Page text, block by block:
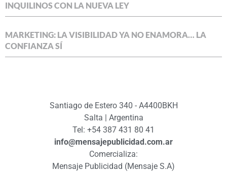
INQUILINOS CON LA NUEVA LEY
MARKETING: LA VISIBILIDAD YA NO ENAMORA… LA
CONFIANZA SÍ
Santiago de Estero 340 - A4400BKH
Salta | Argentina
Tel: +54 387 431 80 41
info@mensajepublicidad.com.ar
Comercializa:
Mensaje Publicidad (Mensaje S.A)